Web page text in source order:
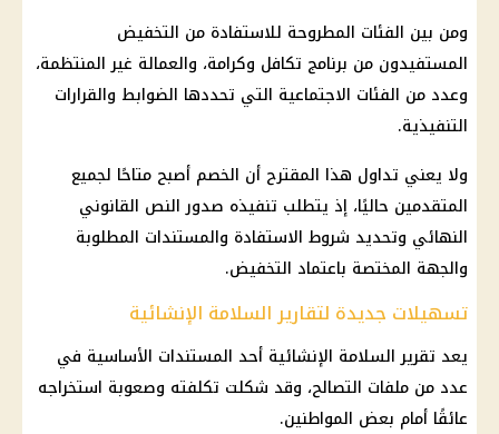
ومن بين الفئات المطروحة للاستفادة من التخفيض
المستفيدون من برنامج تكافل وكرامة، والعمالة غير المنتظمة،
وعدد من الفئات الاجتماعية التي تحددها الضوابط والقرارات
التنفيذية.
ولا يعني تداول هذا المقترح أن الخصم أصبح متاحًا لجميع
المتقدمين حاليًا، إذ يتطلب تنفيذه صدور النص القانوني
النهائي وتحديد شروط الاستفادة والمستندات المطلوبة
والجهة المختصة باعتماد التخفيض.
تسهيلات جديدة لتقارير السلامة الإنشائية
يعد تقرير السلامة الإنشائية أحد المستندات الأساسية في
عدد من ملفات التصالح، وقد شكلت تكلفته وصعوبة استخراجه
عائقًا أمام بعض المواطنين.